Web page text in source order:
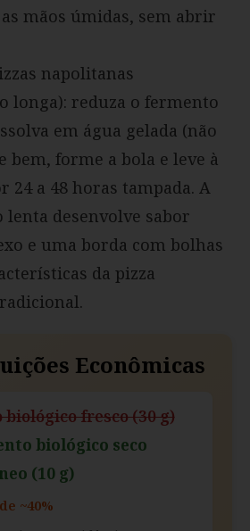
mãos úmidas, sem abrir
napolitanas
longa): reduza o fermento
em água gelada (não
bem, forme a bola e leve à
24 a 48 horas tampada. A
lenta desenvolve sabor
e uma borda com bolhas
da pizza
Econômicas
fresco (30 g)
biológico seco
(10 g)
~40%